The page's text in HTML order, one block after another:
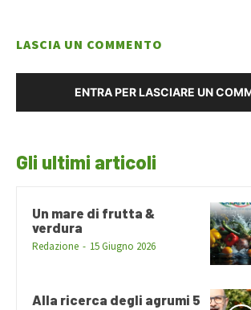
LASCIA UN COMMENTO
ENTRA PER LASCIARE UN
Gli ultimi articoli
Un mare di frutta &
verdura
Redazione - 15 Giugno 2026
Alla ricerca degli agrumi 5